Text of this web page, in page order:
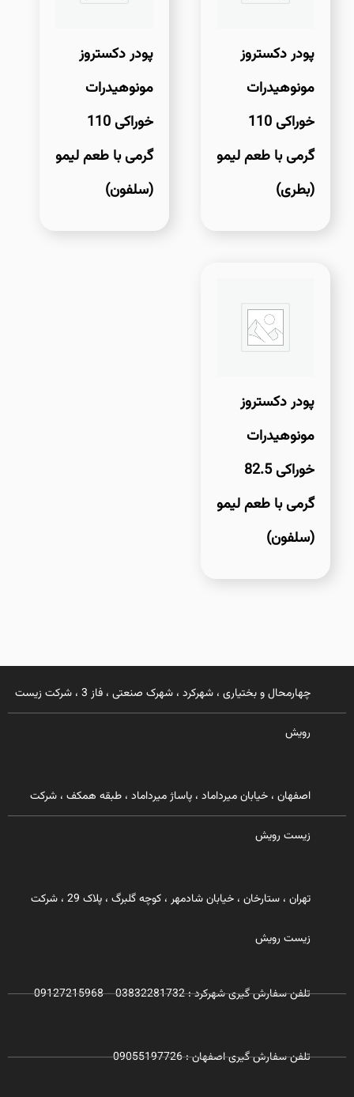
پودر دکستروز
مونوهیدرات
خوراکی 110
گرمی با طعم لیمو
(بطری)
پودر دکستروز
مونوهیدرات
خوراکی 110
گرمی با طعم لیمو
(سلفون)
پودر دکستروز
مونوهیدرات
خوراکی 82.5
گرمی با طعم لیمو
(سلفون)
چهارمحال و بختیاری ، شهرکرد ، شهرک صنعتی ، فاز 3 ، شرکت زیست
رویش
اصفهان ، خیابان میرداماد ، پاساژ میرداماد ، طبقه همکف ، شرکت
زیست رویش
تهران ، ستارخان ، خیابان شادمهر ، کوچه گلبرگ ، پلاک 29 ، شرکت
زیست رویش
تلفن سفارش گیری شهرکرد : 03832281732 - 09127215968
تلفن سفارش گیری اصفهان : 09055197726